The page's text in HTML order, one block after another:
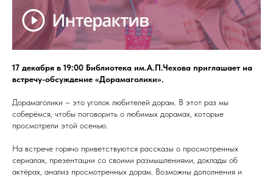
17 декабря в 19:00 Библиотека им.А.П.Чехова приглашает на
встречу-обсуждение «Дорамаголики».
Дорамаголики – это уголок любителей дорам. В этот раз мы
соберёмся, чтобы поговорить о любимых дорамах, которые
просмотрели этой осенью.
На встрече горячо приветствуются рассказы о просмотренных
сериалах, презентации со своими размышлениями, доклады об
актёрах, анализ просмотренных дорам. Возможны дополнения и